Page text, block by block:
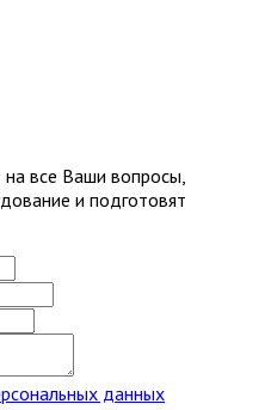
все Ваши вопросы,
и подготовят
данных